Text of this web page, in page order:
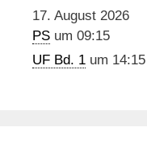
17. August 2026
PS um 09:15
UF Bd. 1 um 14:15